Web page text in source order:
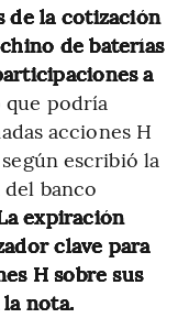
de la cotización
de baterías
a
podría
acciones H
escribió la
banco
expiración
clave para
H sobre sus
nota.